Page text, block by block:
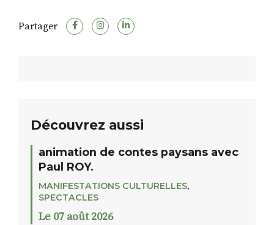
Partager
Découvrez aussi
animation de contes paysans avec
Paul ROY.
MANIFESTATIONS CULTURELLES,
SPECTACLES
Le 07 août 2026